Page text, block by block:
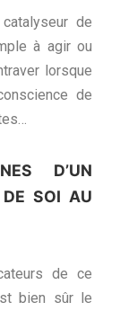
de
à agir ou
lorsque
de
D’UN
DE SOI AU
de ce
bien sûr le